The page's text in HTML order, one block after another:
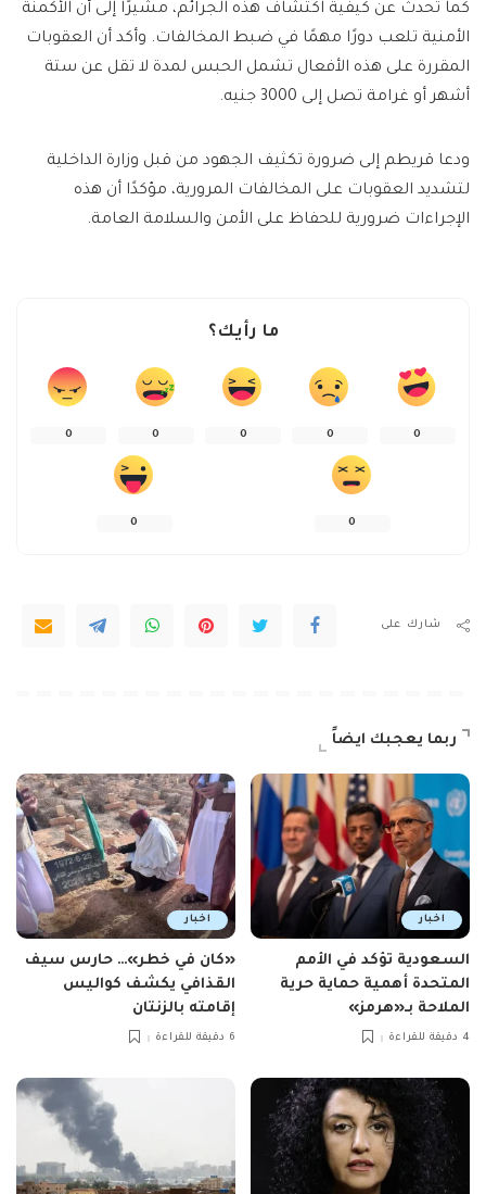
كما تحدث عن كيفية اكتشاف هذه الجرائم، مشيرًا إلى أن الأكمنة
الأمنية تلعب دورًا مهمًا في ضبط المخالفات. وأكد أن العقوبات
المقررة على هذه الأفعال تشمل الحبس لمدة لا تقل عن ستة
أشهر أو غرامة تصل إلى 3000 جنيه.
ودعا قريطم إلى ضرورة تكثيف الجهود من قبل وزارة الداخلية
لتشديد العقوبات على المخالفات المرورية، مؤكدًا أن هذه
الإجراءات ضرورية للحفاظ على الأمن والسلامة العامة.
ما رأيك؟
0
0
0
0
0
0
0
شارك على
ربما يعجبك ايضاً
اخبار
السعودية تؤكد في الأمم
المتحدة أهمية حماية حرية
الملاحة بـ«هرمز»
4 دقيقة للقراءة
اخبار
«كان في خطر»… حارس سيف
القذافي يكشف كواليس
إقامته بالزنتان
6 دقيقة للقراءة